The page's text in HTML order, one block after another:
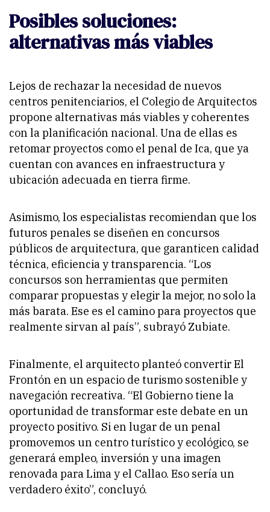
Posibles soluciones:
alternativas más viables
Lejos de rechazar la necesidad de nuevos
centros penitenciarios, el Colegio de Arquitectos
propone alternativas más viables y coherentes
con la planificación nacional. Una de ellas es
retomar proyectos como el penal de Ica, que ya
cuentan con avances en infraestructura y
ubicación adecuada en tierra firme.
Asimismo, los especialistas recomiendan que los
futuros penales se diseñen en concursos
públicos de arquitectura, que garanticen calidad
técnica, eficiencia y transparencia. “Los
concursos son herramientas que permiten
comparar propuestas y elegir la mejor, no solo la
más barata. Ese es el camino para proyectos que
realmente sirvan al país”, subrayó Zubiate.
Finalmente, el arquitecto planteó convertir El
Frontón en un espacio de turismo sostenible y
navegación recreativa. “El Gobierno tiene la
oportunidad de transformar este debate en un
proyecto positivo. Si en lugar de un penal
promovemos un centro turístico y ecológico, se
generará empleo, inversión y una imagen
renovada para Lima y el Callao. Eso sería un
verdadero éxito”, concluyó.